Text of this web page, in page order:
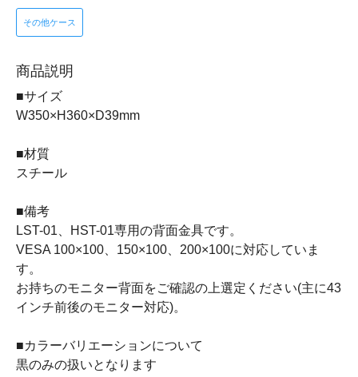
その他ケース
商品説明
■サイズ
W350×H360×D39mm
■材質
スチール
■備考
LST-01、HST-01専用の背面金具です。
VESA 100×100、150×100、200×100に対応していま
す。
お持ちのモニター背面をご確認の上選定ください(主に43
インチ前後のモニター対応)。
■カラーバリエーションについて
黒のみの扱いとなります